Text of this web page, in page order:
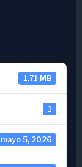
1.71 MB
1
mayo 5, 2026